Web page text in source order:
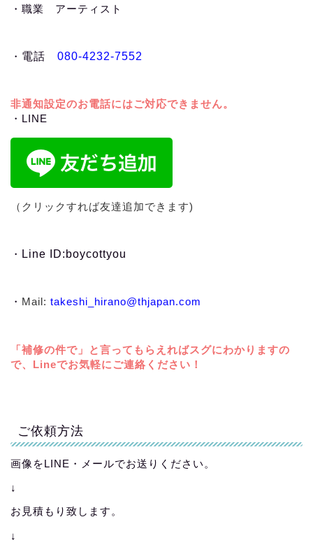
・職業 アーティスト
・ 電話 080-4232-7552
非通知設定のお電話にはご対応できません。
・LINE
（クリックすれば友達追加できます)
・ Line ID:boycottyou
・ Mail: takeshi_hirano@thjapan.com
「補修の件で」と言ってもらえればスグにわかりますの
で、Lineでお気軽にご連絡ください！
ご依頼方法
画像をLINE・メールでお送りください。
↓
お見積もり致します。
↓